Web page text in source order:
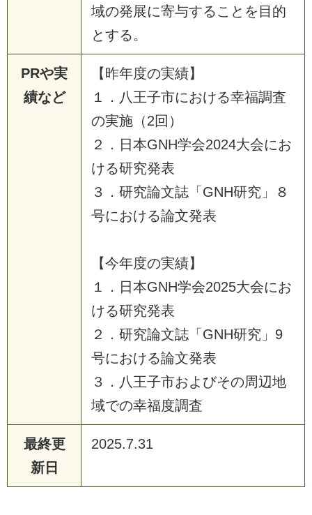
域の発展に寄与することを目的
とする。
PRや実
績など
【昨年度の実績】
１．八王子市における幸福調査
の実施（2回）
２．日本GNH学会2024大会にお
ける研究発表
３．研究論文誌「GNH研究」８
号における論文発表
【今年度の実績】
１．日本GNH学会2025大会にお
ける研究発表
２．研究論文誌「GNH研究」9
号における論文発表
３．八王子市およびその周辺地
域での幸福度調査
最終更
新日
2025.7.31